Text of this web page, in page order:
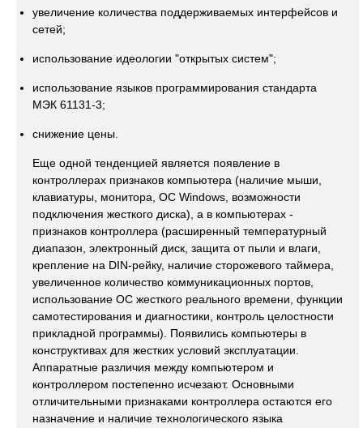
увеличение количества поддерживаемых интерфейсов и
сетей;
использование идеологии "открытых систем";
использование языков программирования стандарта
МЭК 61131-3;
снижение цены.
Еще одной тенденцией является появление в
контроллерах признаков компьютера (наличие мыши,
клавиатуры, монитора, ОС Windows, возможности
подключения жесткого диска), а в компьютерах -
признаков контроллера (расширенный температурный
диапазон, электронный диск, защита от пыли и влаги,
крепление на DIN-рейку, наличие сторожевого таймера,
увеличенное количество коммуникационных портов,
использование ОС жесткого реального времени, функции
самотестирования и диагностики, контроль целостности
прикладной программы). Появились компьютеры в
конструктивах для жестких условий эксплуатации.
Аппаратные различия между компьютером и
контроллером постепенно исчезают. Основными
отличительными признаками контроллера остаются его
назначение и наличие технологического языка